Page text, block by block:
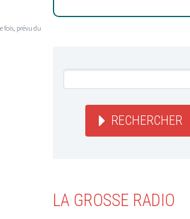
fois, prévu du
RECHERCHER
LA GROSSE RADIO